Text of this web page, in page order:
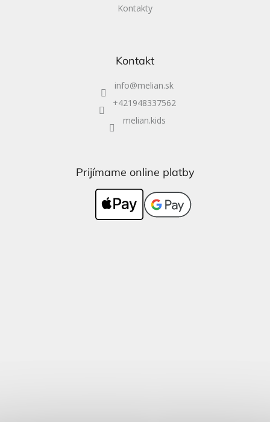
Kontakty
Kontakt
info@melian.sk
+421948337562
melian.kids
Prijímame online platby